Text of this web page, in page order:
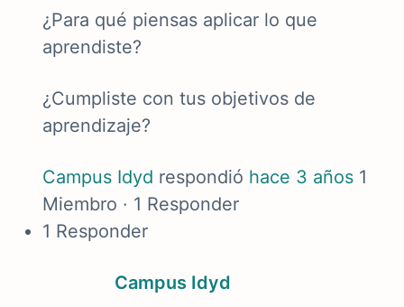
¿Para qué piensas aplicar lo que
aprendiste?
¿Cumpliste con tus objetivos de
aprendizaje?
Campus Idyd respondió hace 3 años 1
Miembro · 1 Responder
1 Responder
Campus Idyd